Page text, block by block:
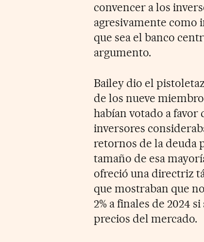
convencer a los
agresivamente como
que sea el banco
argumento.
Bailey dio el
de los nueve
habían votado a
inversores
retornos de la deuda
tamaño de esa
ofreció una directriz
que mostraban que
2% a finales de 2024
precios del mercado.